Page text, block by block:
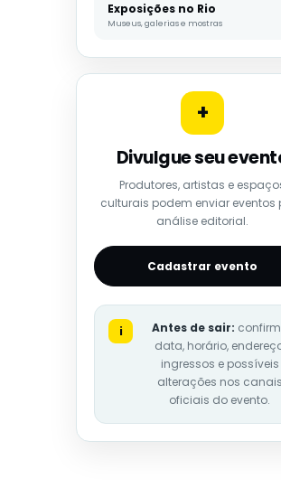
Exposições no Rio
Museus, galerias e mostras
+
Divulgue seu
Produtores, artistas e
culturais podem enviar eventos
análise editorial.
Cadastrar evento
i Antes de sair:
data, horário,
ingressos e possíveis
alterações nos canais
oficiais do evento.